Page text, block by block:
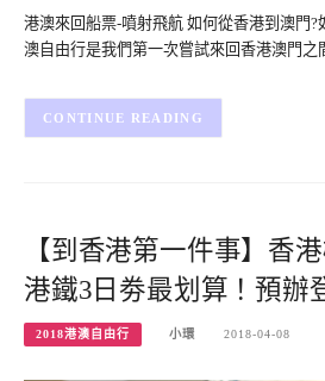
港澳來回船票-噴射飛航 如何從香港到澳門?
澳自由行是我們第一次嘗試來回香港澳門之
CONTINUE READING
【到香港第一件事】香
港鐵3日劵最划算！預辦
2018港澳自由行 小環 2018-04-08